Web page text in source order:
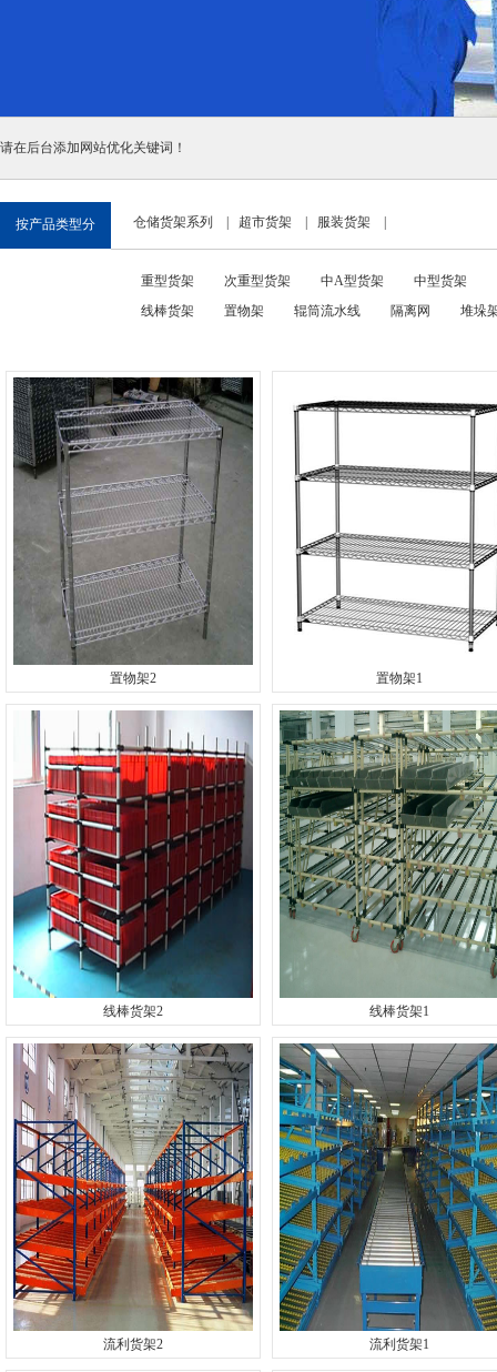
请在后台添加网站优化关键词！
按产品类型分 仓储货架系列 超市货架 服装货架
重型货架 次重型货架 中A型货架
中型货架
线棒货架
置物架 辊筒流水线 隔离网 堆垛
置物架2 置物架1
线棒货架2 线棒货架1
流利货架2 流利货架1